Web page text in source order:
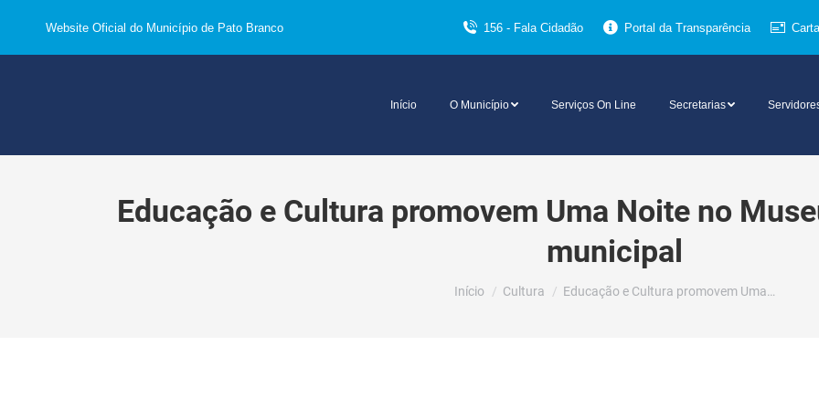
Website Oficial do Município de Pato Branco 156 - Fala Cidadão Portal da Transparência
Início O Município Serviços On Line Secretarias
Educação e Cultura promovem Uma Noite no
municipal
Você está aqui:
Início Cultura Educação e Cultura promovem Uma…